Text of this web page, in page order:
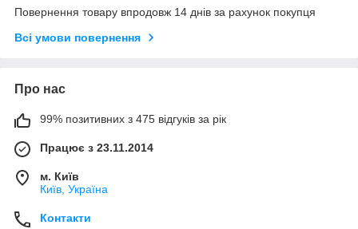
Повернення товару впродовж 14 днів за рахунок покупця
Всі умови повернення
Про нас
99% позитивних з 475 відгуків за рік
Працює з 23.11.2014
м. Київ
Київ, Україна
Контакти